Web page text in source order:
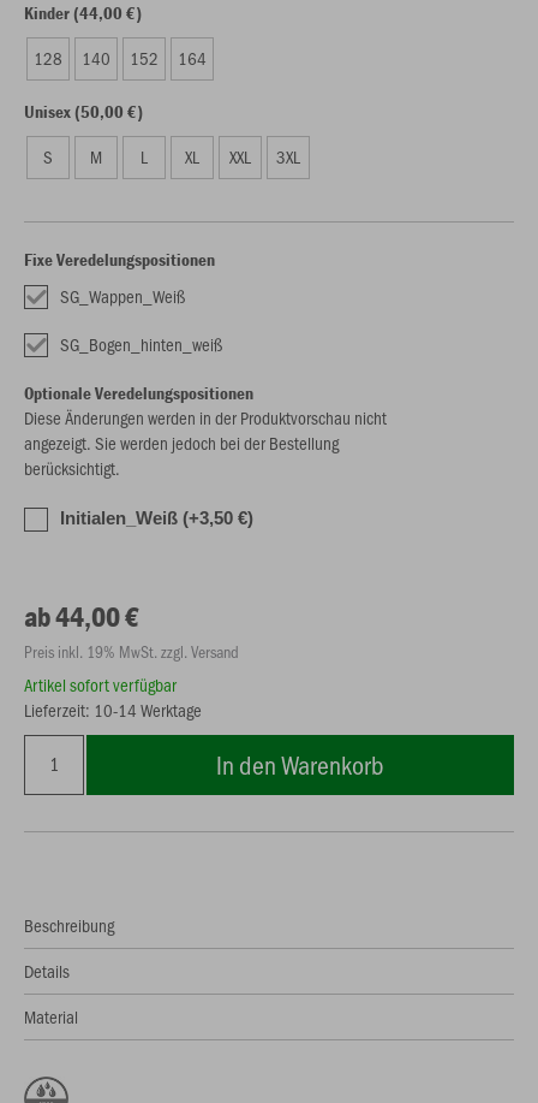
Kinder (44,00 €)
128 140 152 164
Unisex (50,00 €)
S M L XL XXL 3XL
Fixe Veredelungspositionen
SG_Wappen_Weiß
SG_Bogen_hinten_weiß
Optionale Veredelungspositionen
Diese Änderungen werden in der Produktvorschau nicht
angezeigt. Sie werden jedoch bei der Bestellung
berücksichtigt.
Initialen_Weiß (+3,50 €)
ab 44,00 €
Preis inkl. 19% MwSt. zzgl. Versand
Artikel sofort verfügbar
Lieferzeit: 10-14 Werktage
In den Warenkorb
Beschreibung
Details
Material